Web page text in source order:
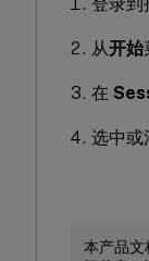
从开始
在
选中或
本产品文